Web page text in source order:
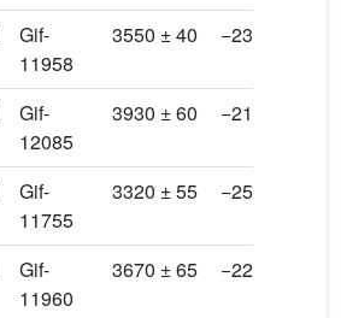
Gif-
11958
3550 ± 40 −23.12
Gif-
12085
3930 ± 60 −21.66
Gif-
11755
3320 ± 55 −25.03
Gif-
11960
3670 ± 65 −22.38